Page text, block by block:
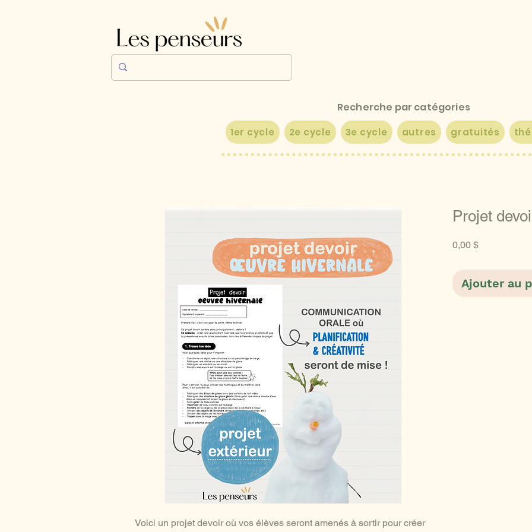
Recherche par catégories
1er cycle 2e cycle 3e cycle autres gratuités
Voici un projet devoir où vos élèves seront amenés à sortir pour créer
Projet
0,00 $Prix
Ajouter au